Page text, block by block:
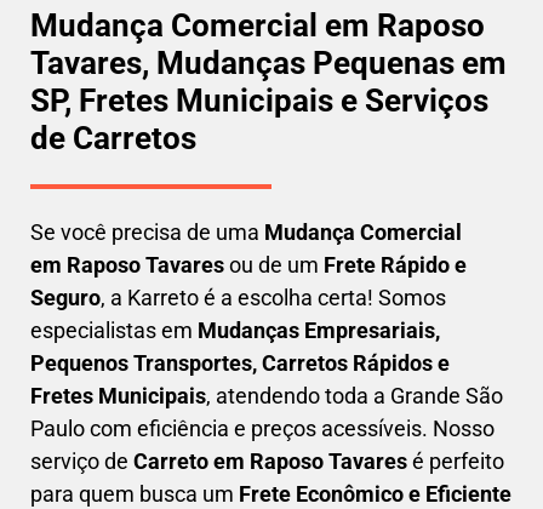
Mudança Comercial em Raposo
Tavares, Mudanças Pequenas em
SP, Fretes Municipais e Serviços
de Carretos
Se você precisa de uma Mudança Comercial
em Raposo Tavaresou de um Frete Rápido e
Seguro, a Karreto é a escolha certa! Somos
especialistas em Mudanças Empresariais,
Pequenos Transportes, Carretos Rápidos e
Fretes Municipais, atendendo toda a Grande São
Paulo com eficiência e preços acessíveis. Nosso
serviço de Carreto em Raposo Tavaresé perfeito
para quem busca um Frete Econômico e Eficiente